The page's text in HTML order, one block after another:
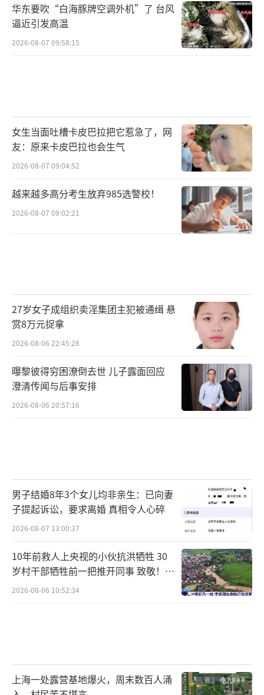
华东要吹“白海豚牌空调外机”了 台风
逼近引发高温
2026-08-07 09:58:15
女生当面吐槽卡皮巴拉把它惹急了，网
友：原来卡皮巴拉也会生气
2026-08-07 09:04:52
越来越多高分考生放弃985选警校！
2026-08-07 09:02:21
27岁女子成组织卖淫集团主犯被通缉 悬
赏8万元捉拿
2026-08-06 22:45:28
曝黎彼得穷困潦倒去世 儿子露面回应
澄清传闻与后事安排
2026-08-06 20:57:16
男子结婚8年3个女儿均非亲生：已向妻
子提起诉讼，要求离婚 真相令人心碎
2026-08-07 13:00:37
10年前救人上央视的小伙抗洪牺牲 30
岁村干部牺牲前一把推开同事 致敬！送
别！
2026-08-06 10:52:34
上海一处露营基地爆火，周末数百人涌